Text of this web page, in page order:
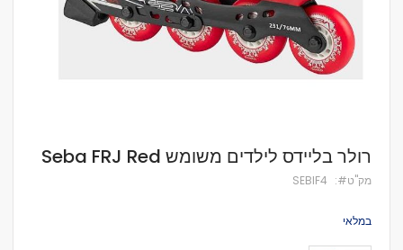
לדלג
להתחלה
של
רולר בליידס לילדים משומש Seba FRJ Red
מק''ט SEBIF4
במלאי